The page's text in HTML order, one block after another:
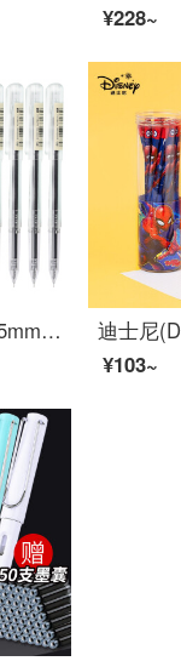
¥228~
晨光(M&G)文具0.5mm黑色中性笔 透明笔杆签字笔 本味系列水笔 12支/盒AGPB5902
¥103~